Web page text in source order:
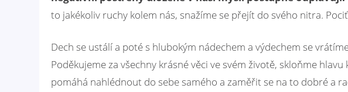
to jakékoliv ruchy kolem nás, snažíme se přejít do svého nitra.
Dech se ustálí a poté s hlubokým nádechem a výdechem se
Poděkujeme za všechny krásné věci ve svém životě, skloňme
pomáhá nahlédnout do sebe samého a zaměřit se na to dobré a